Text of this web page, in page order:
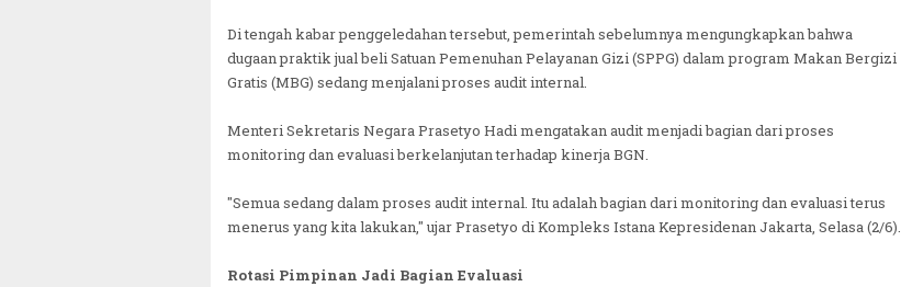
Di tengah kabar penggeledahan tersebut, pemerintah sebelumnya mengungkapkan bahwa
dugaan praktik jual beli Satuan Pemenuhan Pelayanan Gizi (SPPG) dalam program Makan Bergizi
Gratis (MBG) sedang menjalani proses audit internal.
Menteri Sekretaris Negara Prasetyo Hadi mengatakan audit menjadi bagian dari proses
monitoring dan evaluasi berkelanjutan terhadap kinerja BGN.
"Semua sedang dalam proses audit internal. Itu adalah bagian dari monitoring dan evaluasi terus
menerus yang kita lakukan," ujar Prasetyo di Kompleks Istana Kepresidenan Jakarta, Selasa (2/6).
Rotasi Pimpinan Jadi Bagian Evaluasi